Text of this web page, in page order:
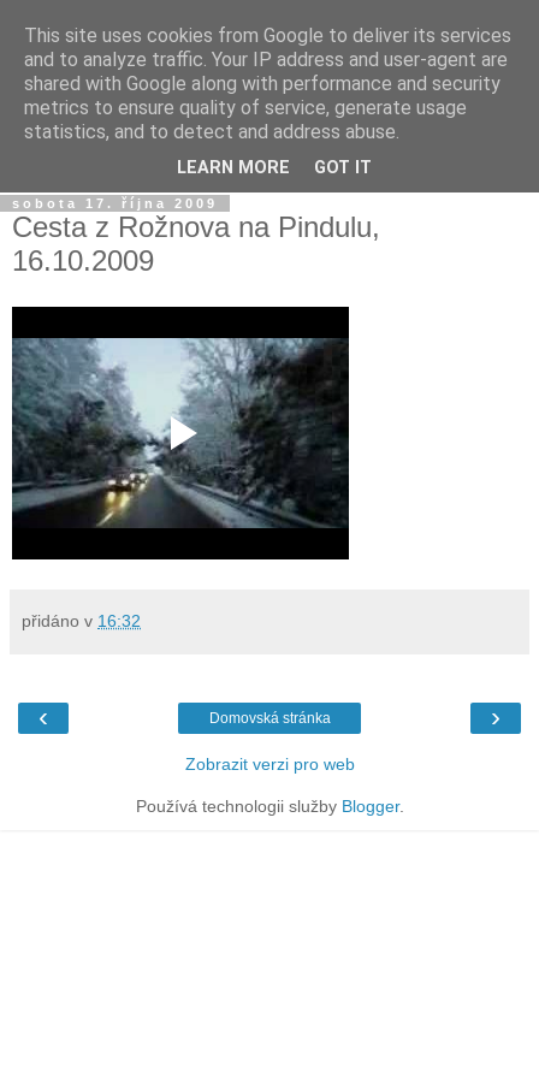
Jirkův blog
Na tento blog posílám fotky a videa z mobilu a taky sem
občas píšu jen tak...
sobota 17. října 2009
Cesta z Rožnova na Pindulu,
16.10.2009
přidáno v 16:32
‹ ›
Domovská stránka
Zobrazit verzi pro web
Používá technologii služby Blogger.
This site uses cookies from Google to deliver its services
and to analyze traffic. Your IP address and user-agent are
shared with Google along with performance and security
metrics to ensure quality of service, generate usage
statistics, and to detect and address abuse.
LEARN MORE GOT IT